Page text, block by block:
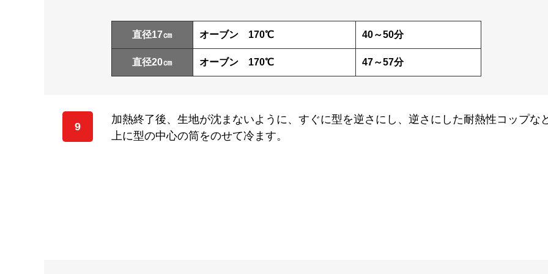
直径17㎝ オーブン 170℃ 40～50分
直径20㎝ オーブン 170℃ 47～57分
9
加熱終了後、生地が沈まないように、すぐに型を逆さにし、逆さにした耐熱性コップな
上に型の中心の筒をのせて冷ます。